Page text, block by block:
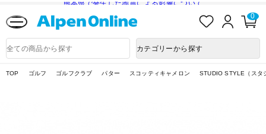
熊本県で発生した地震による影響について
入
ロ
ン
0
品
検
カテゴリーから探す
TOP ゴルフ ゴルフクラブ パター スコッティキャメロン STUDIO STYLE（スタ